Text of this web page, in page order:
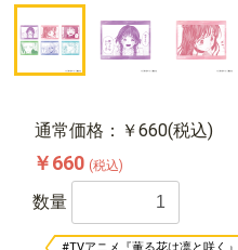
通常価格：￥660(税込)
￥660 (税込)
数量